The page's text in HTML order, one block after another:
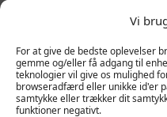
Vi
For at give de bedste oplevelser
gemme og/eller få adgang til
teknologier vil give os mulighed
browseradfærd eller unikke id'er
samtykke eller trækker dit
funktioner negativt.
Yderligere
Wi-fi
Terrasse
Kæledyr ikke